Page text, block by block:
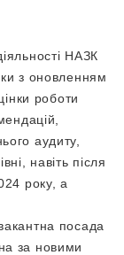
НАЗК
з оновленням
роботи
аудиту,
навіть після
року, а
посада
за новими